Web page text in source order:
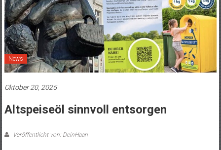
News
Oktober 20, 2025
Altspeiseöl sinnvoll entsorgen
Veröffentlicht von: DeinHaan